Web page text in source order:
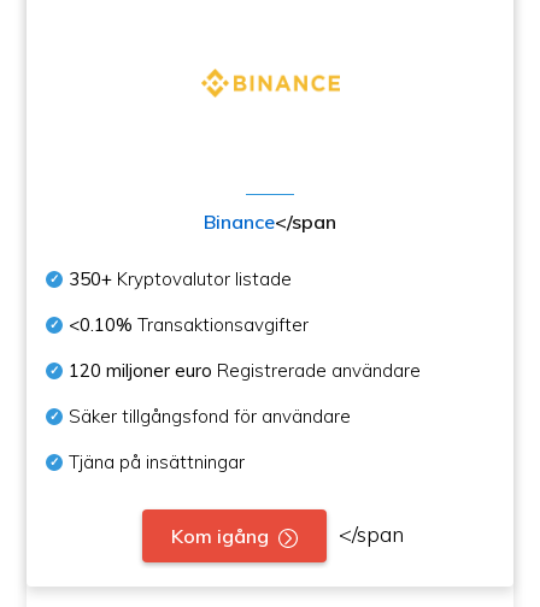
Binance</span
350+ Kryptovalutor listade
<0.10% Transaktionsavgifter
120 miljoner euro Registrerade användare
Säker tillgångsfond för användare
Tjäna på insättningar
Kom igång </span